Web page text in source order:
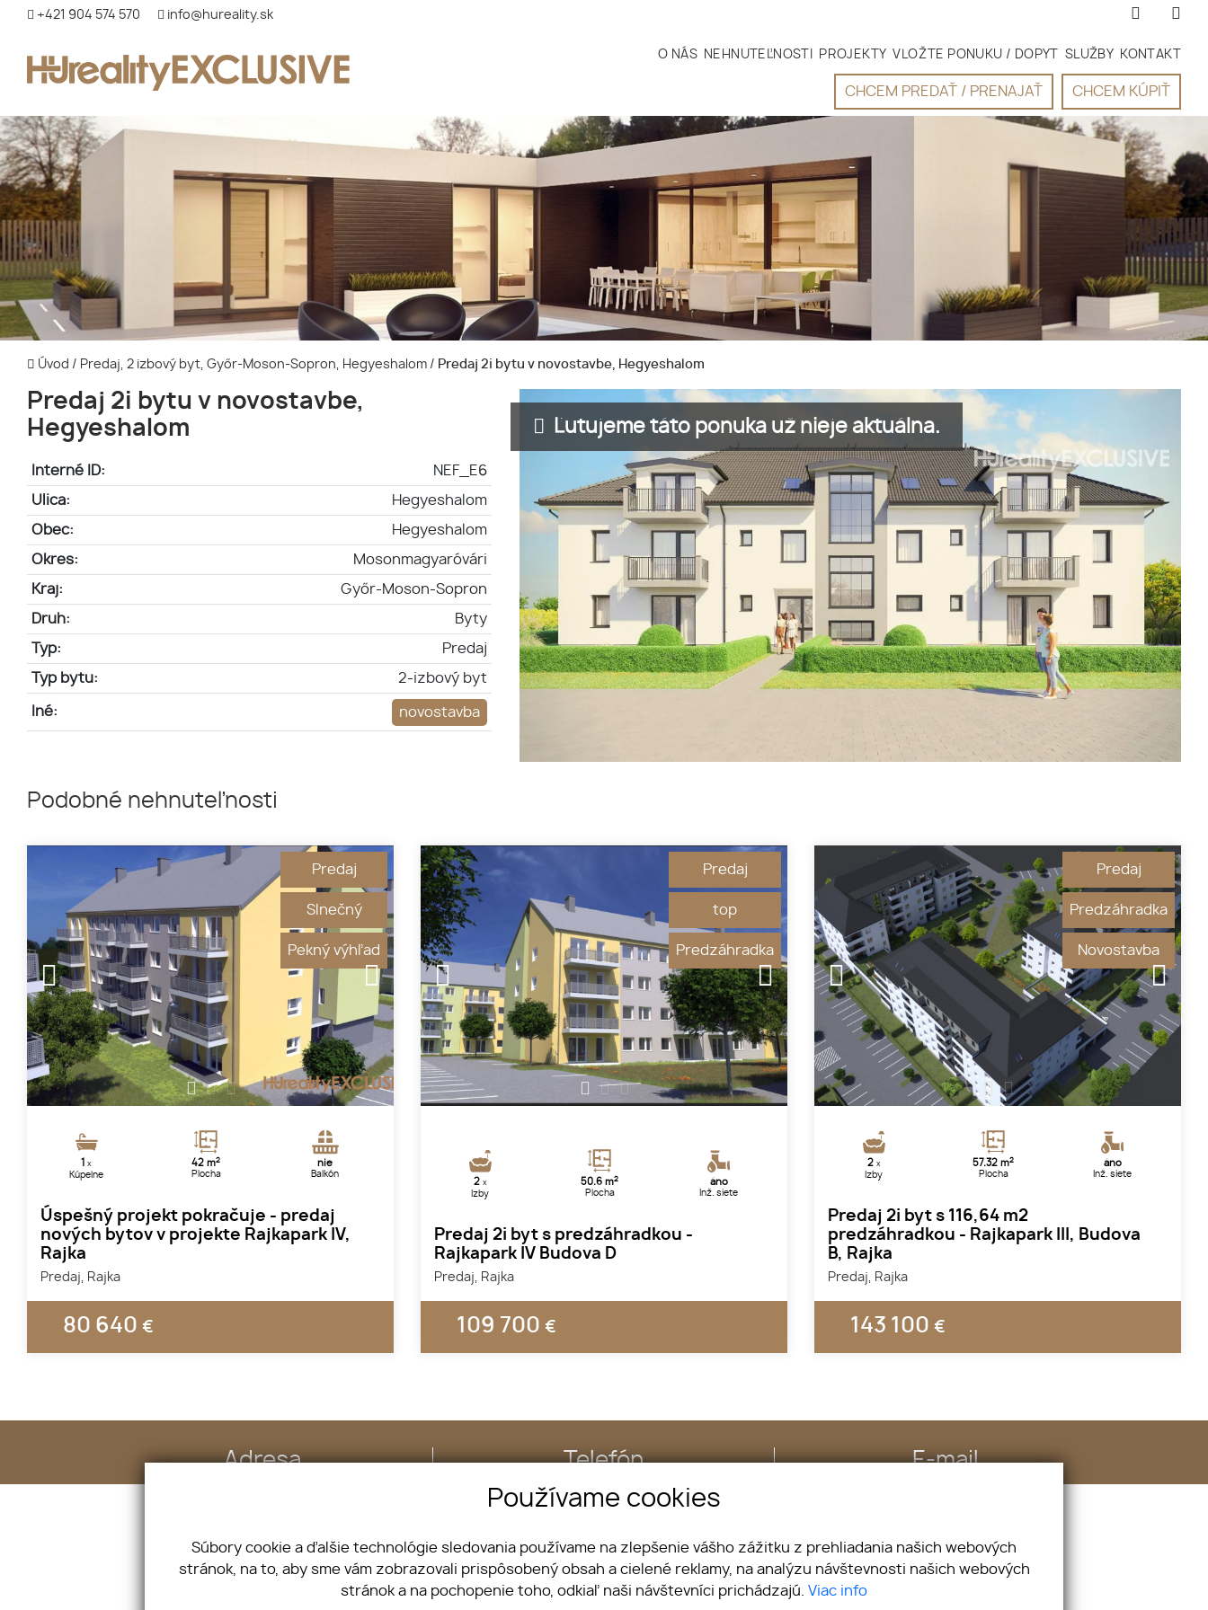
+421 904 574 570 info@hureality.sk
CHCEM PREDAŤ / PRENAJAŤ CHCEM KÚPIŤ
O NÁS NEHNUTEĽNOSTI PROJEKTY VLOŽTE PONUKU / DOPYT SLUŽBY KONTAKT
Úvod / Predaj, 2 izbový byt, Győr-Moson-Sopron, Hegyeshalom / Predaj 2i bytu v novostavbe, Hegyeshalom
Predaj 2i bytu v novostavbe,
Hegyeshalom
Interné ID: NEF_E6
Ulica: Hegyeshalom
Obec: Hegyeshalom
Okres: Mosonmagyaróvári
Kraj: Győr-Moson-Sopron
Druh: Byty
Typ: Predaj
Typ bytu: 2-izbový byt
Iné: novostavba
Ľutujeme táto ponuka už nieje aktuálna.
Podobné nehnuteľnosti
1 2 3
1x
Kúpelne
42 m2
Plocha
nie
Balkón
Úspešný projekt pokračuje - predaj
nových bytov v projekte Rajkapark IV,
Rajka
Predaj, Rajka
80 640 €
Predaj
Slnečný
Pekný výhľad
2 x
Izby
50.6 m2
Plocha
áno
Inž. siete
Predaj 2i byt s predzáhradkou -
Rajkapark IV Budova D
Predaj, Rajka
109 700 €
Predaj
top
Predzáhradka
1 2
2 x
Izby
57.32 m2
Plocha
áno
Inž. siete
Predaj 2i byt s 116,64 m2
predzáhradkou - Rajkapark III, Budova
B, Rajka
Predaj, Rajka
143 100 €
Predaj
Predzáhradka
Novostavba
Adresa Telefón E-mail
Vložte ponuku
Nehnuteľnosti
Projekty
Kontakt
Používame cookies
Súbory cookie a ďalšie technológie sledovania používame na zlepšenie vášho zážitku z prehliadania našich webových
stránok, na to, aby sme vám zobrazovali prispôsobený obsah a cielené reklamy, na analýzu návštevnosti našich webových
stránok a na pochopenie toho, odkiaľ naši návštevníci prichádzajú. Viac info